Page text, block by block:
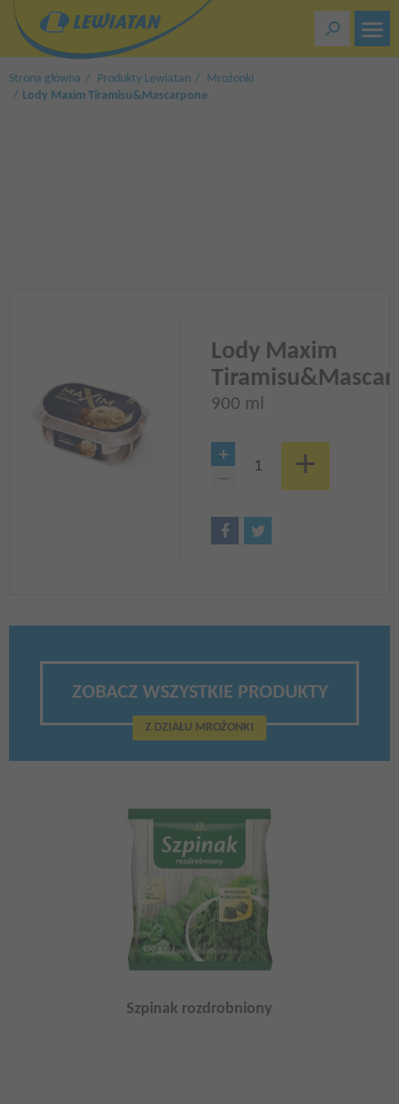
treści
Strona główna Produkty Lewiatan
Mrożonki
Lody Maxim Tiramisu&Mascarpone
Lody Maxim
900 ml
ZOBACZ WSZYSTKIE PRODUKTY
Z DZIAŁU MROŻONKI
Szpinak rozdrobniony